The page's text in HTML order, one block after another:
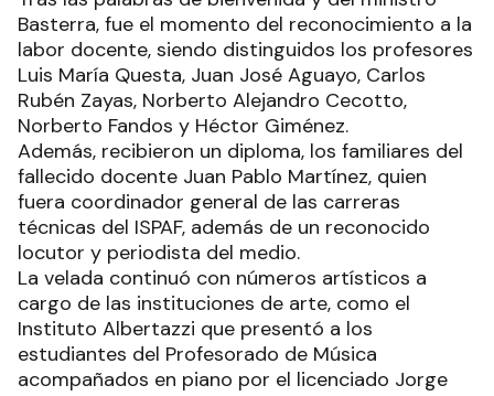
Basterra, fue el momento del reconocimiento a la
labor docente, siendo distinguidos los profesores
Luis María Questa, Juan José Aguayo, Carlos
Rubén Zayas, Norberto Alejandro Cecotto,
Norberto Fandos y Héctor Giménez.
Además, recibieron un diploma, los familiares del
fallecido docente Juan Pablo Martínez, quien
fuera coordinador general de las carreras
técnicas del ISPAF, además de un reconocido
locutor y periodista del medio.
La velada continuó con números artísticos a
cargo de las instituciones de arte, como el
Instituto Albertazzi que presentó a los
estudiantes del Profesorado de Música
acompañados en piano por el licenciado Jorge